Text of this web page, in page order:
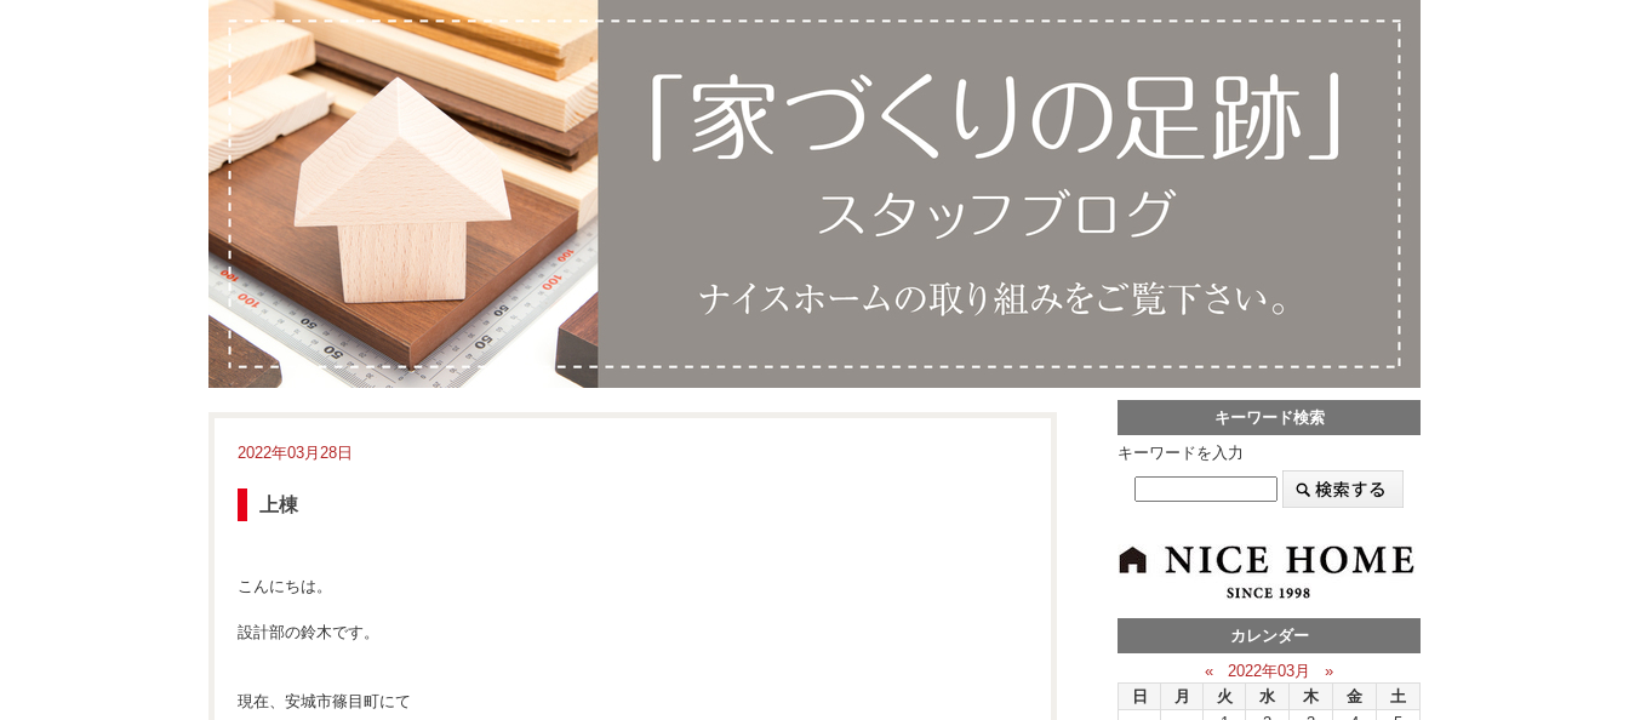
2022年03月28日
上棟
こんにちは。
設計部の鈴木です。
現在、安城市篠目町にて
キーワード検索
キーワードを入力
カレンダー
«
2022年03月
»
日
月 火 水 木 金
土